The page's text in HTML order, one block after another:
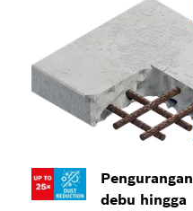
Pengurangan
debu hingga